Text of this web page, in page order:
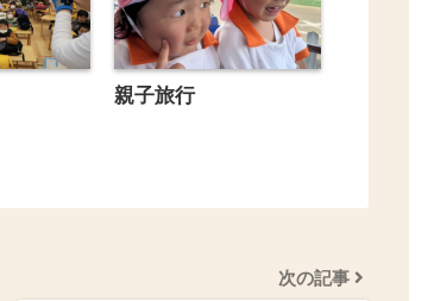
親子旅行
次の記事